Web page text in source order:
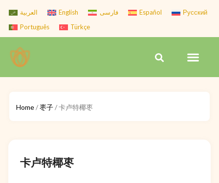
content
العربية English فارسی Español
Русский
Português
Türkçe
Search
Home/枣子/ 卡卢特椰枣
卡卢特椰枣